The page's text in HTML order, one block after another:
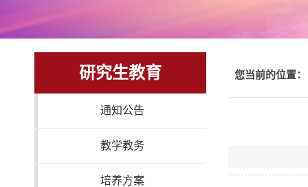
研究生教育
通知公告
教学教务
培养方案
您当前的位置：